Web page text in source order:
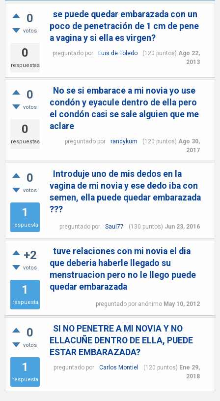
0
votos
0
respuestas
se puede quedar embarazada con un
poco de penetración de 1 cm de pene
a vagina y si ella es virgen?
preguntado por Luis de Toledo (120 puntos) Ago 22,
2013
0
votos
0
respuestas
No se si embarace a mi novia yo use
condón y eyacule dentro de ella pero
el condón casi se sale alguien que me
aclare
preguntado por randykum (120 puntos) Ago 30,
2017
0
votos
1
respuesta
Introduje uno de mis dedos en la
vagina de mi novia y ese dedo iba con
semen, ella puede quedar embarazada
???
preguntado por Saul77 (130 puntos) Jun 23, 2016
+2
votos
1
respuesta
tuve relaciones con mi novia el dia
que deberia haberle llegado su
menstruacion pero no le llego puede
quedar embarazada
preguntado por anónimo May 10, 2012
0
votos
1
respuesta
SI NO PENETRE A MI NOVIA Y NO
ELLACUÑE DENTRO DE ELLA, PUEDE
ESTAR EMBARAZADA?
preguntado por Carlos Montiel (120 puntos) Ene 29,
2018